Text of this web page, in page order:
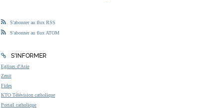
S'abonner au flux RSS
S'abonner au flux ATOM
S'INFORMER
Eglises d'Asie
Zenit
Fides
KTO Télévision catholique
Portail catholique